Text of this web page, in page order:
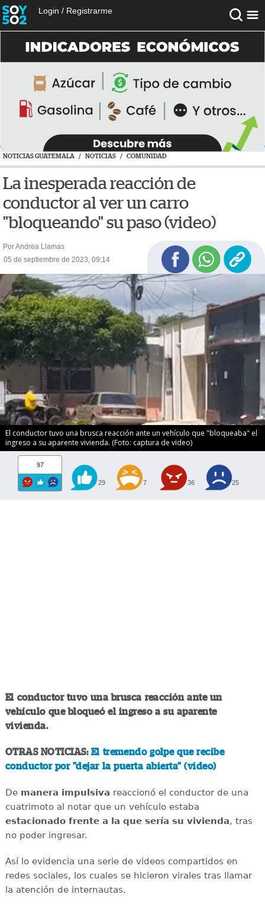
Login / Registrarme
NOTICIAS GUATEMALA / NOTICIAS / COMUNIDAD
La inesperada reacción de
conductor al ver un carro
"bloqueando" su paso (video)
Por Andrea Llamas
05 de septiembre de 2023, 09:14
El conductor tuvo una brusca reacción ante un vehículo que "bloqueaba" el
ingreso a su aparente vivienda. (Foto: captura de video)
97
29 7 36 25
El conductor tuvo una brusca reacción ante un
vehículo que bloqueó el ingreso a su aparente
vivienda.
OTRAS NOTICIAS: El tremendo golpe que recibe
conductor por "dejar la puerta abierta" (video)
De manera impulsiva reaccionó el conductor de una
cuatrimoto al notar que un vehículo estaba
estacionado frente a la que sería su vivienda, tras
no poder ingresar.
Así lo evidencia una serie de videos compartidos en
redes sociales, los cuales se hicieron virales tras llamar
la atención de internautas.